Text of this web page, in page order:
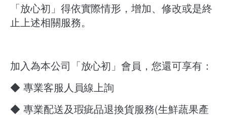
「放心初」得依實際情形，增加、修改或是終
止上述相關服務。
加入為本公司「放心初」會員，您還可享有：
◆ 專業客服人員線上詢
◆ 專業配送及瑕疵品退換貨服務(生鮮蔬果產